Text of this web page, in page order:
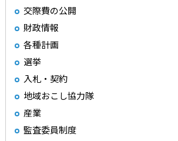
交際費の公開
財政情報
各種計画
選挙
入札・契約
地域おこし協力隊
産業
監査委員制度